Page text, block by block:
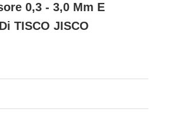
0,3 - 3,0 Mm E
TISCO JISCO